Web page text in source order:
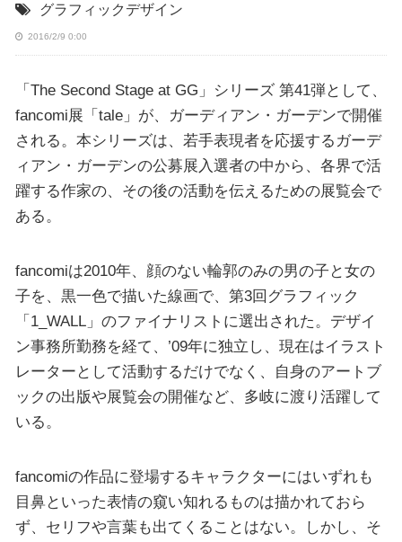
グラフィックデザイン
2016/2/9 0:00
「The Second Stage at GG」シリーズ 第41弾として、
fancomi展「tale」が、ガーディアン・ガーデンで開催
される。本シリーズは、若手表現者を応援するガーデ
ィアン・ガーデンの公募展入選者の中から、各界で活
躍する作家の、その後の活動を伝えるための展覧会で
ある。
fancomiは2010年、顔のない輪郭のみの男の子と女の
子を、黒一色で描いた線画で、第3回グラフィック
「1_WALL」のファイナリストに選出された。デザイ
ン事務所勤務を経て、’09年に独立し、現在はイラスト
レーターとして活動するだけでなく、自身のアートブ
ックの出版や展覧会の開催など、多岐に渡り活躍して
いる。
fancomiの作品に登場するキャラクターにはいずれも
目鼻といった表情の窺い知れるものは描かれておら
ず、セリフや言葉も出てくることはない。しかし、そ